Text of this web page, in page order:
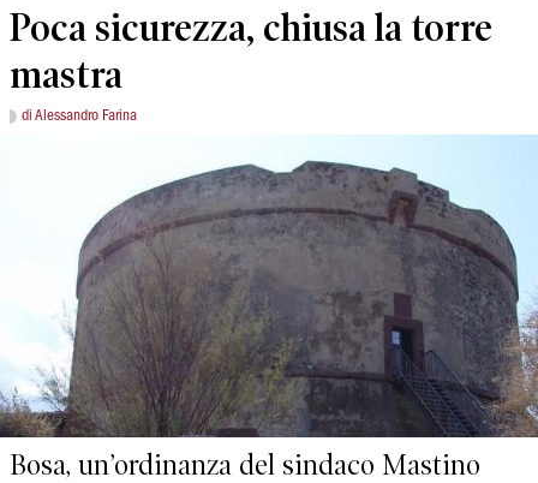
Poca sicurezza, chiusa la torre
mastra
di Alessandro Farina
Bosa, un’ordinanza del sindaco Mastino